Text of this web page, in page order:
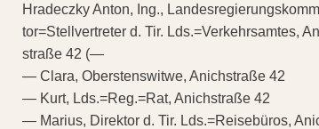
Hradeczky Anton, Ing.,
tor=Stellvertreter d. Tir. Lds.=Verkehrsamtes,
straße 42 (—
— Clara, Oberstenswitwe, Anichstraße 42
— Kurt, Lds.=Reg.=Rat, Anichstraße 42
— Marius, Direktor d. Tir. Lds.=Reisebüros,